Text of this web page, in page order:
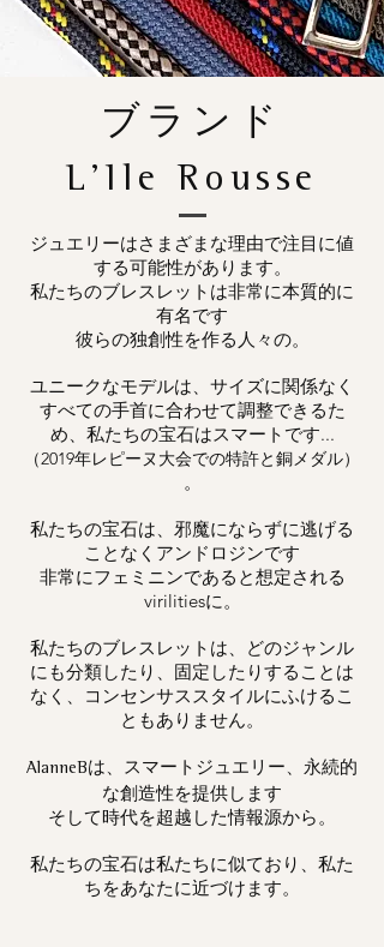
ブランド
L'Ile Rousse
ジュエリーはさまざまな理由で注目に値
する可能性があります。
私たちのブレスレットは非常に本質的に
有名です
彼らの独創性を作る人々の。
ユニークなモデルは、サイズに関係なく
すべての手首に合わせて調整できるた
め、私たちの宝石はスマートです...
（2019年レピーヌ大会での特許と銅メダル）
。
私たちの宝石は、邪魔にならずに逃げる
ことなくアンドロジンです
非常にフェミニンであると想定される
virilitiesに。
私たちのブレスレットは、どのジャンル
にも分類したり、固定したりすることは
なく、コンセンサススタイルにふけるこ
ともありません。
AlanneBは、スマートジュエリー、永続的
な創造性を提供します
そして時代を超越した情報源から。
私たちの宝石は私たちに似ており、私た
ちをあなたに近づけます。